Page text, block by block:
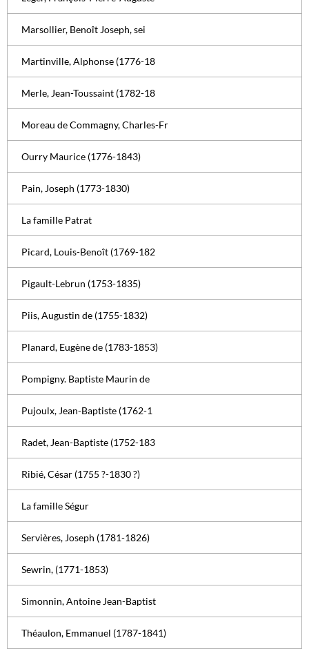
Marsollier, Benoît Joseph, sei
Martinville, Alphonse (1776-18
Merle, Jean-Toussaint (1782-18
Moreau de Commagny, Charles-Fr
Ourry Maurice (1776-1843)
Pain, Joseph (1773-1830)
La famille Patrat
Picard, Louis-Benoît (1769-182
Pigault-Lebrun (1753-1835)
Piis, Augustin de (1755-1832)
Planard, Eugène de (1783-1853)
Pompigny. Baptiste Maurin de
Pujoulx, Jean-Baptiste (1762-1
Radet, Jean-Baptiste (1752-183
Ribié, César (1755 ?-1830 ?)
La famille Ségur
Servières, Joseph (1781-1826)
Sewrin, (1771-1853)
Simonnin, Antoine Jean-Baptist
Théaulon, Emmanuel (1787-1841)